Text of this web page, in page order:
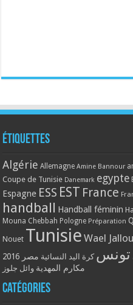
Étiquettes
Algérie Allemagne Amine Bannour
Coupe de Tunisie Danemark egypte
Espagne ESS EST France
handball Handball féminin
Mouna Chebbah Pologne Préparation
Nouet Tunisie Wael
تونس كرة اليد النسائية مصر 2016
مكارم المهدية وائل جلوز
Catégories